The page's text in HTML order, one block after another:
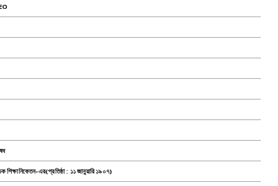
শিক্ষানিকেতন-এর(প্রতিষ্ঠা : ১১ জানুয়ারি ১৯০৭)